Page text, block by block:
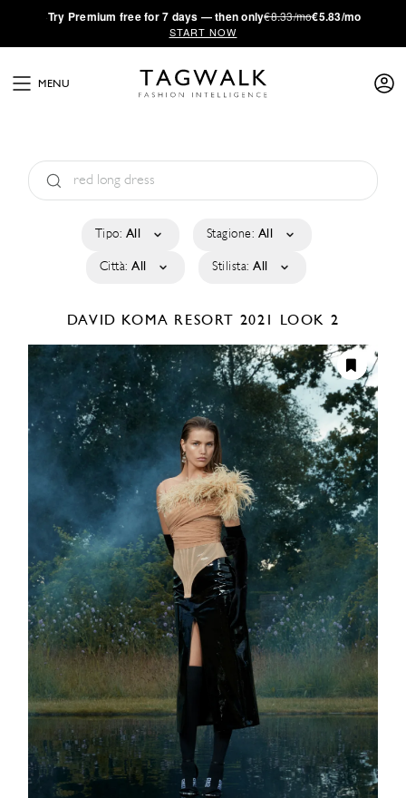
·Try Premium free for 7 days — then only€8.33/mo€5.83/mo
START NOW
MENU
Tipo: All Stagione: All
Città: All Stilista: All
DAVID KOMA RESORT 2021 LOOK 2